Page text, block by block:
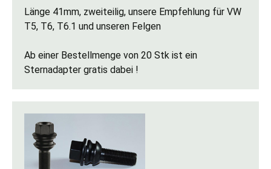
Länge 41mm, zweiteilig, unsere Empfehlung für VW
T5, T6, T6.1 und unseren Felgen
Ab einer Bestellmenge von 20 Stk ist ein
Sternadapter gratis dabei !